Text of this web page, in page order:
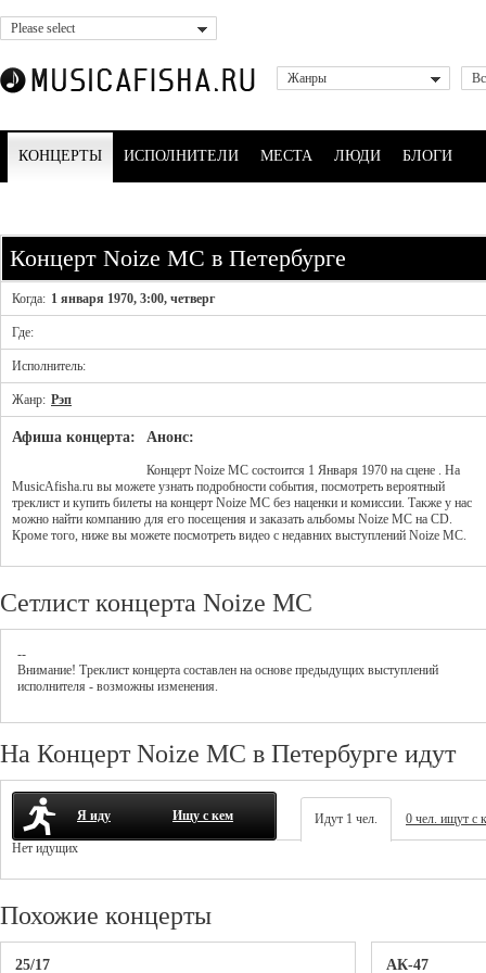
Please select
Жанры
КОНЦЕРТЫ ИСПОЛНИТЕЛИ МЕСТА ЛЮДИ БЛОГИ
Концерт Noize MC в Петербурге
Когда: 1 января 1970, 3:00, четверг
Где:
Исполнитель:
Жанр: Рэп
Афиша концерта: Анонс:
Концерт Noize MC состоится 1 Января 1970 на сцене . На
MusicAfisha.ru вы можете узнать подробности события, посмотреть вероятный
треклист и купить билеты на концерт Noize MC без наценки и комиссии. Также у нас
можно найти компанию для его посещения и заказать альбомы Noize MC на CD.
Кроме того, ниже вы можете посмотреть видео с недавних выступлений Noize MC.
Сетлист концерта Noize MC
--
Внимание! Треклист концерта составлен на основе предыдущих выступлений
исполнителя - возможны изменения.
На Концерт Noize MC в Петербурге идут
Я иду Ищу с кем Идут 1 чел.
0 чел. ищут с
Нет идущих
Похожие концерты
25/17 АК-47